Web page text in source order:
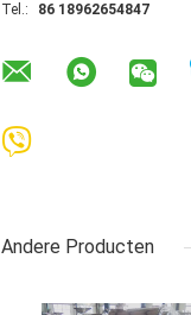
Tel.:
86 18962654847
Andere Producten